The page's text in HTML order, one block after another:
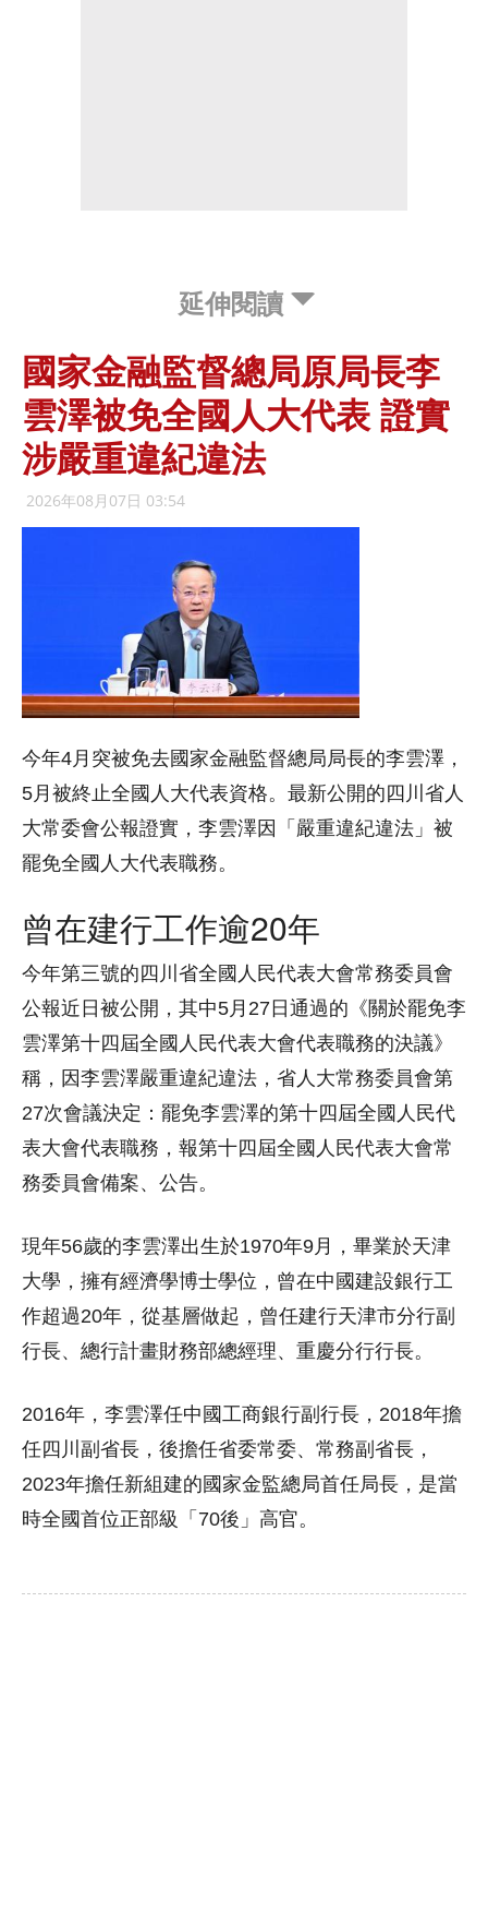
延伸閱讀
國家金融監督總局原局長李
雲澤被免全國人大代表 證實
涉嚴重違紀違法
2026年08月07日 03:54
今年4月突被免去國家金融監督總局局長的李雲澤，
5月被終止全國人大代表資格。最新公開的四川省人
大常委會公報證實，李雲澤因「嚴重違紀違法」被
罷免全國人大代表職務。
曾在建行工作逾20年
今年第三號的四川省全國人民代表大會常務委員會
公報近日被公開，其中5月27日通過的《關於罷免李
雲澤第十四屆全國人民代表大會代表職務的決議》
稱，因李雲澤嚴重違紀違法，省人大常務委員會第
27次會議決定：罷免李雲澤的第十四屆全國人民代
表大會代表職務，報第十四屆全國人民代表大會常
務委員會備案、公告。
現年56歲的李雲澤出生於1970年9月，畢業於天津
大學，擁有經濟學博士學位，曾在中國建設銀行工
作超過20年，從基層做起，曾任建行天津市分行副
行長、總行計畫財務部總經理、重慶分行行長。
2016年，李雲澤任中國工商銀行副行長，2018年擔
任四川副省長，後擔任省委常委、常務副省長，
2023年擔任新組建的國家金監總局首任局長，是當
時全國首位正部級「70後」高官。